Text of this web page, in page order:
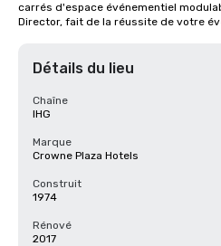
carrés d'espace événementiel
Director, fait de la réussite de votre
Détails du lieu
Chaîne
IHG
Marque
Crowne Plaza Hotels
Construit
1974
Rénové
2017